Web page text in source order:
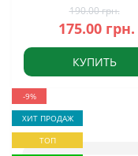
190.00 грн.
175.00 грн.
КУПИТЬ
-9%
ХИТ ПРОДАЖ
ТОП